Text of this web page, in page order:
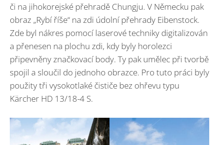
či na jihokorejské přehradě Chungju. V Německu pak
obraz „Rybí říše“ na zdi údolní přehrady Eibenstock.
Zde byl nákres pomocí laserové techniky digitalizován
a přenesen na plochu zdi, kdy byly horolezci
připevněny značkovací body. Ty pak umělec při tvorbě
spojil a sloučil do jednoho obrazce. Pro tuto práci byly
použity tři vysokotlaké čističe bez ohřevu typu
Kärcher HD 13/18-4 S.